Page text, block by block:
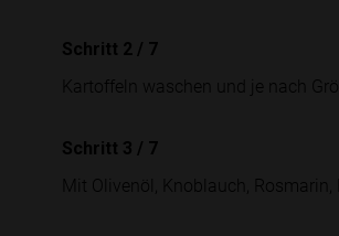
Schritt 2 / 7
Kartoffeln waschen und je nach
Schritt 3 / 7
Mit Olivenöl, Knoblauch,